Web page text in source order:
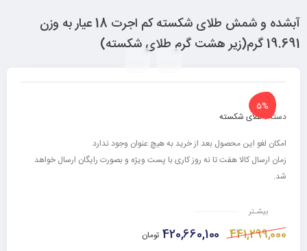
آبشده و شمش طلای شکسته کم اجرت 18 عیار به وزن
19.691 گرم(زیر هشت گرم طلای شکسته)
5%
دسته :طلای شکسته
امکان لغو این محصول بعد از خرید به هیچ عنوان وجود ندارد
زمان ارسال کالا هفت تا نه روز کاری با پست ویژه و بصورت رایگان ارسال خواهد
شد.
بیشـتر
441,299,000
420,660,100 تومان